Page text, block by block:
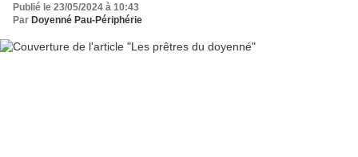
Publié le 23/05/2024 à 10:43
Par Doyenné Pau-Périphérie